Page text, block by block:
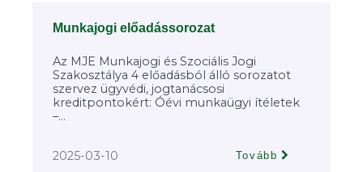
Munkajogi előadássorozat
Az MJE Munkajogi és Szociális Jogi
Szakosztálya 4 előadásból álló sorozatot
szervez ügyvédi, jogtanácsosi
kreditpontokért: Óévi munkaügyi ítéletek
–...
2025-03-10 Tovább